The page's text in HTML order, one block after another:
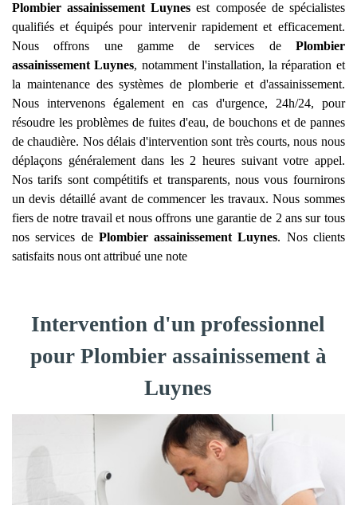
Plombier assainissement Luynes est composée de spécialistes
qualifiés et équipés pour intervenir rapidement et efficacement.
Nous offrons une gamme de services de Plombier
assainissement Luynes, notamment l'installation, la réparation et
la maintenance des systèmes de plomberie et d'assainissement.
Nous intervenons également en cas d'urgence, 24h/24, pour
résoudre les problèmes de fuites d'eau, de bouchons et de pannes
de chaudière. Nos délais d'intervention sont très courts, nous nous
déplaçons généralement dans les 2 heures suivant votre appel.
Nos tarifs sont compétitifs et transparents, nous vous fournirons
un devis détaillé avant de commencer les travaux. Nous sommes
fiers de notre travail et nous offrons une garantie de 2 ans sur tous
nos services de Plombier assainissement Luynes. Nos clients
satisfaits nous ont attribué une note
Intervention d'un professionnel
pour Plombier assainissement à
Luynes